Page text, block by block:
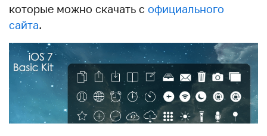
которые можно скачать с официального
сайта.